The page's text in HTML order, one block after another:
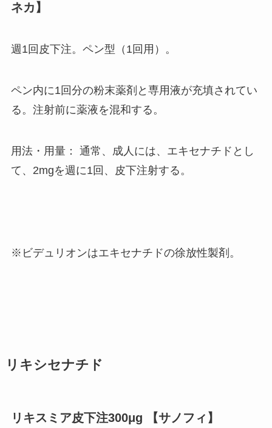
ネカ】
週1回皮下注。ペン型（1回用）。
ペン内に1回分の粉末薬剤と専用液が充填されてい
る。注射前に薬液を混和する。
用法・用量： 通常、成人には、エキセナチドとし
て、2mgを週に1回、皮下注射する。
※ビデュリオンはエキセナチドの徐放性製剤。
リキシセナチド
リキスミア皮下注300μg 【サノフィ】